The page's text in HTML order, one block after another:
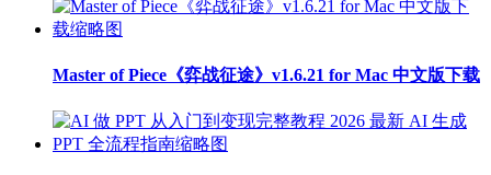
Master of Piece《弈战征途》v1.6.21 for Mac 中文版下载